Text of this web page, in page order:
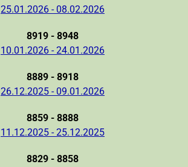
25.01.2026 - 08.02.2026
8919 - 8948
10.01.2026 - 24.01.2026
8889 - 8918
26.12.2025 - 09.01.2026
8859 - 8888
11.12.2025 - 25.12.2025
8829 - 8858